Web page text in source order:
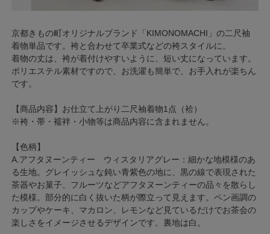
京都きもの町オリジナルブランド「KIMONOMACHI」の二尺袖
着物単品です。袴と合わせて卒業式などの袴スタイルに。
着物の丈は、袴が着付けやすいように、短い丈になっています。
ポリエステル素材ですので、お洗濯も簡単で、お手入れが楽ちん
です。
【商品内容】お仕立て上がり二尺袖着物1点（袷）
※袴・帯・襦袢・小物等は商品内容に含まれません。
【色柄】
A.アフタヌーンティー ウィスタリアグレー：細かな地模様のあ
る生地。グレイッシュな鈍い青紫色の地に、黒の線で表現された
茶器やお菓子、フルーツなどアフタヌーンティーの品々を散らし
た模様。部分的に白く抜いた柄が際立って見えます。ペン画調の
カップやケーキ、マカロン、レモンなど見ているだけでお茶会の
楽しさをイメージさせるデザインです。裏地は白。